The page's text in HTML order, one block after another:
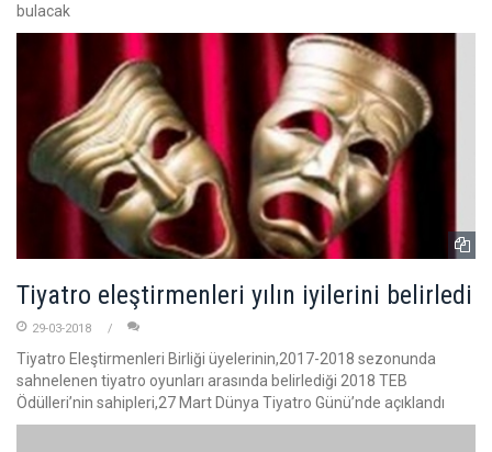
bulacak
Tiyatro eleştirmenleri yılın iyilerini belirledi
29-03-2018
Tiyatro Eleştirmenleri Birliği üyelerinin,2017-2018 sezonunda
sahnelenen tiyatro oyunları arasında belirlediği 2018 TEB
Ödülleri’nin sahipleri,27 Mart Dünya Tiyatro Günü’nde açıklandı